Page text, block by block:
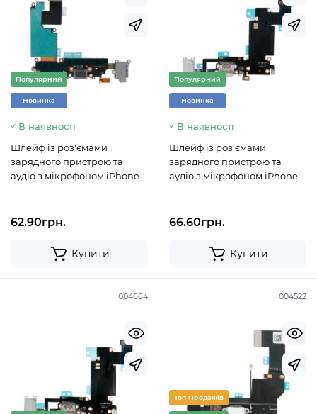
Популярний
Новинка
В наявності
Шлейф із роз'ємами
зарядного пристрою та
аудіо з мікрофоном iPhone 6
62.90грн.
Купити
Популярний
Новинка
В наявності
Шлейф із роз'ємами
зарядного пристрою та
аудіо з мікрофоном iPhone
66.60грн.
Купити
004664 004522
Топ Продажів